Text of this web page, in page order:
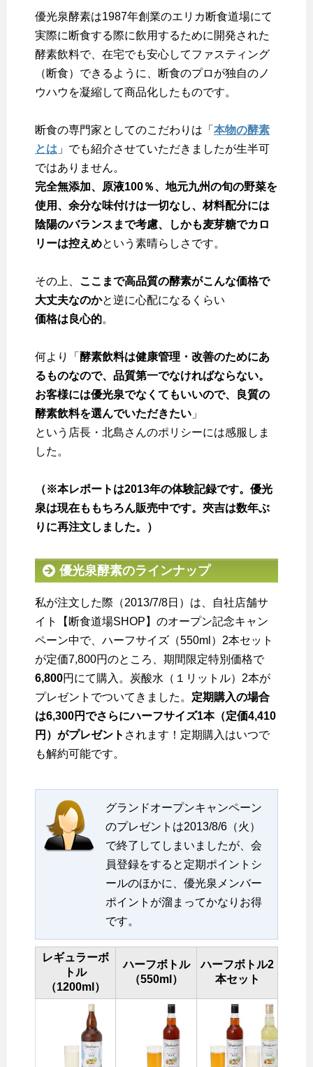
優光泉酵素は1987年創業のエリカ断食道場にて
実際に断食する際に飲用するために開発された
酵素飲料で、在宅でも安心してファスティング
（断食）できるように、断食のプロが独自のノ
ウハウを凝縮して商品化したものです。
断食の専門家としてのこだわりは「 本物の酵素
とは 」でも紹介させていただきましたが生半可
ではありません。
完全無添加、原液100％、地元九州の旬の野菜を
使用、余分な味付けは一切なし、材料配分には
陰陽のバランスまで考慮、しかも麦芽糖でカロ
リーは控えめという素晴らしさです。
その上、 ここまで高品質の酵素がこんな価格で
大丈夫なのかと逆に心配になるくらい
価格は良心的。
何より「 酵素飲料は健康管理・改善のためにあ
るものなので、品質第一でなければならない。
お客様には優光泉でなくてもいいので、良質の
酵素飲料を選んでいただきたい 」
という店長・北島さんのポリシーには感服しま
した。
（※本レポートは2013年の体験記録です。優光
泉は現在ももちろん販売中です。夾吉は数年ぶ
りに再注文しました。）
優光泉酵素のラインナップ
私が注文した際（2013/7/8日）は、自社店舗サ
イト【断食道場SHOP】のオープン記念キャン
ペーン中で、ハーフサイズ（550ml）2本セット
が定価7,800円のところ、期間限定特別価格で
6,800円にて購入。炭酸水（１リットル）2本が
プレゼントでついてきました。 定期購入の場合
は6,300円でさらにハーフサイズ1本（定価4,410
円）がプレゼント されます！定期購入はいつで
も解約可能です。
グランドオープンキャンペーン
のプレゼントは2013/8/6（火）
で終了してしまいましたが、会
員登録をすると定期ポイントシ
ールのほかに、優光泉メンバー
ポイントが溜まってかなりお得
です。
レギュラーボ
トル
（1200ml）
ハーフボトル
（550ml）
ハーフボトル2
本セット